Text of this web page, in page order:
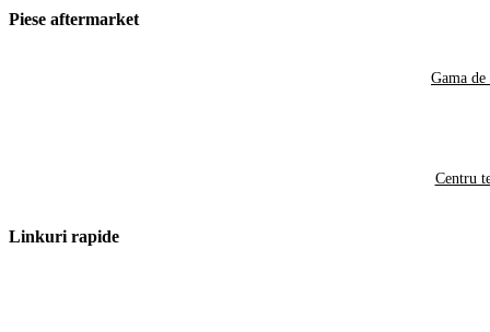
Piese aftermarket
Gama de
Centru
Linkuri rapide